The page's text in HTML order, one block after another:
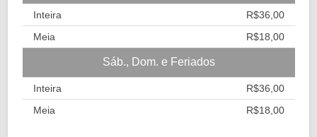
Inteira
R$36,00
Meia
R$18,00
Sáb., Dom. e Feriados
Inteira
R$36,00
Meia
R$18,00